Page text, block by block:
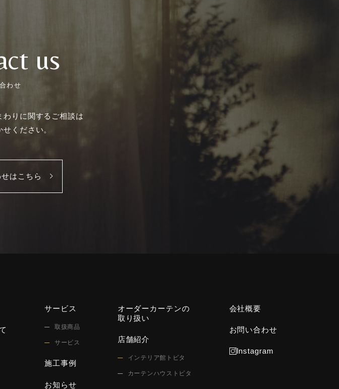
us
わせ
わりに関するご相談は
せください。
はこちら
サービス
取扱商品
サービス
施工事例
お知らせ
オーダーカーテンの
取り扱い
店舗紹介
インテリア館トビタ
カーテンハウストビタ
会社概要
お問い合わせ
Instagram